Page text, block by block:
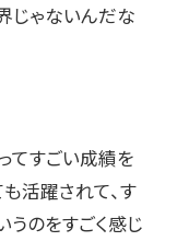
じゃないんだな
てすごい成績を
活躍されて、す
のをすごく感じ